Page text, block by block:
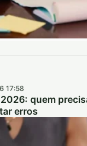
17:58
quem
erros